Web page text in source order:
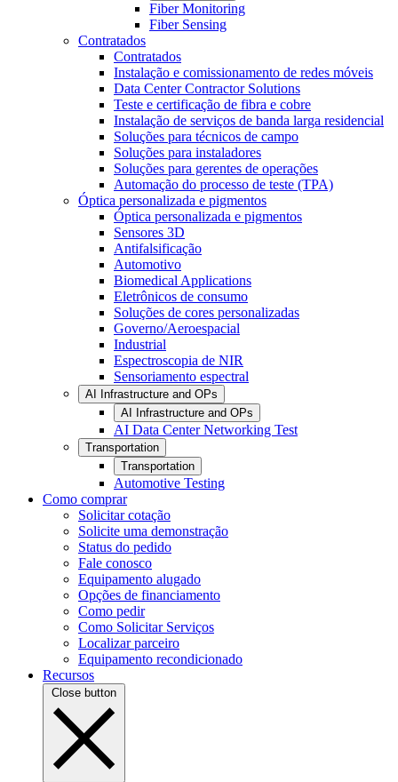
Fiber Monitoring
Fiber Sensing
Contratados
Contratados
Instalação e comissionamento de redes móveis
Data Center Contractor Solutions
Teste e certificação de fibra e cobre
Instalação de serviços de banda larga residencial
Soluções para técnicos de campo
Soluções para instaladores
Soluções para gerentes de operações
Automação do processo de teste (TPA)
Óptica personalizada e pigmentos
Óptica personalizada e pigmentos
Sensores 3D
Antifalsificação
Automotivo
Biomedical Applications
Eletrônicos de consumo
Soluções de cores personalizadas
Governo/Aeroespacial
Industrial
Espectroscopia de NIR
Sensoriamento espectral
AI Infrastructure and OPs
AI Infrastructure and OPs
AI Data Center Networking Test
Transportation
Transportation
Automotive Testing
Como comprar
Solicitar cotação
Solicite uma demonstração
Status do pedido
Fale conosco
Equipamento alugado
Opções de financiamento
Como pedir
Como Solicitar Serviços
Localizar parceiro
Equipamento recondicionado
Recursos
Close button